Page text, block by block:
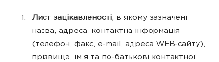
Лист зацікавленості, в якому зазначені
назва, адреса, контактна інформація
(телефон, факс, e-mail, адреса WEB-сайту),
прізвище, ім’я та по-батькові контактної